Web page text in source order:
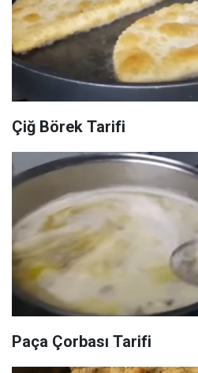
Çiğ Börek Tarifi
Paça Çorbası Tarifi